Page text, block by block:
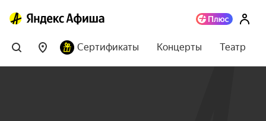
Сертификаты Концерты Театр